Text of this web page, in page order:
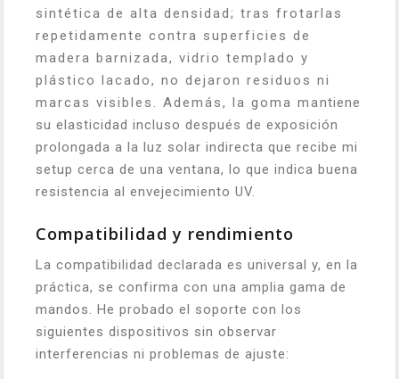
sintética de alta densidad; tras frotarlas
repetidamente contra superficies de
madera barnizada, vidrio templado y
plástico lacado, no dejaron residuos ni
marcas visibles. Además, la goma mantiene
su elasticidad incluso después de exposición
prolongada a la luz solar indirecta que recibe mi
setup cerca de una ventana, lo que indica buena
resistencia al envejecimiento UV.
Compatibilidad y rendimiento
La compatibilidad declarada es universal y, en la
práctica, se confirma con una amplia gama de
mandos. He probado el soporte con los
siguientes dispositivos sin observar
interferencias ni problemas de ajuste: